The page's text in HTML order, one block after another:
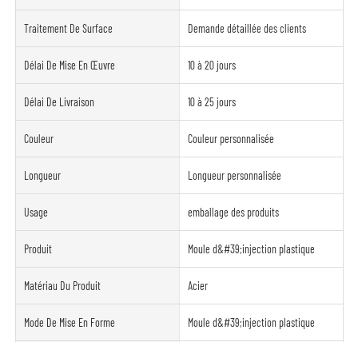
Traitement De Surface Demande détaillée des clients
Délai De Mise En Œuvre 10 à 20 jours
Délai De Livraison 10 à 25 jours
Couleur Couleur personnalisée
Longueur Longueur personnalisée
Usage emballage des produits
Produit Moule d&#39;injection plastique
Matériau Du Produit Acier
Mode De Mise En Forme Moule d&#39;injection plastique